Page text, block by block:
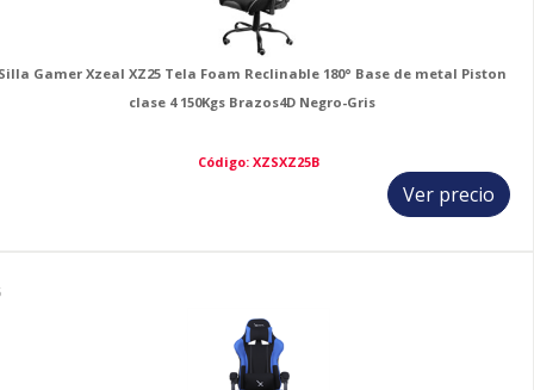
Gamer Xzeal XZ25 Tela Foam Reclinable 180° Base de metal Piston
clase 4 150Kgs Brazos4D Negro-Gris
Código: XZSXZ25B
Ver precio